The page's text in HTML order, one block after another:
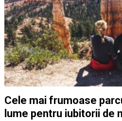
Cele mai frumoase
lume pentru iubitorii de